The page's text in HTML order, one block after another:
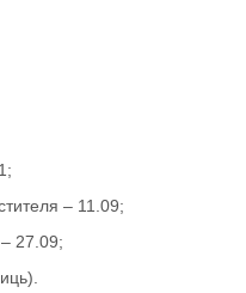
– 11.09;
27.09;